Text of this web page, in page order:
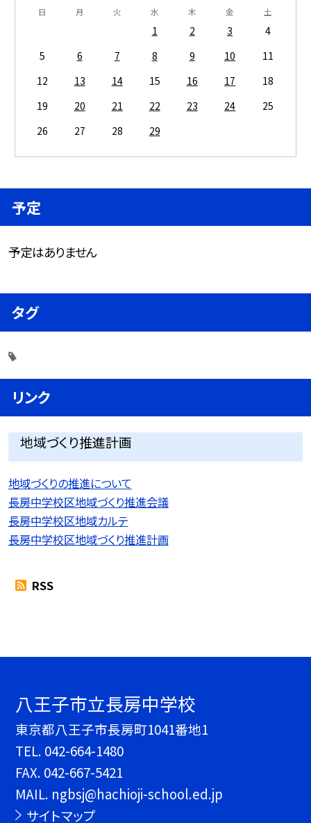
日 月 火 水 木 金 土
1 2 3
4
5
6 7 8 9 10
11
12
13 14 15 16 17
18
19
20 21 22 23 24
25
26
27 28 29
予定
予定はありません
タグ
リンク
地域づくり推進計画
地域づくりの推進について
長房中学校区地域づくり推進会議
長房中学校区地域カルテ
長房中学校区地域づくり推進計画
RSS
八王子市立長房中学校
東京都八王子市長房町1041番地1
TEL. 042-664-1480
FAX. 042-667-5421
MAIL. ngbsj@hachioji-school.ed.jp
サイトマップ